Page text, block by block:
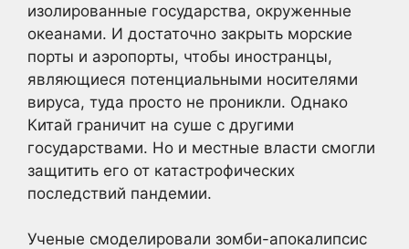
изолированные государства, окруженные
океанами. И достаточно закрыть морские
порты и аэропорты, чтобы иностранцы,
являющиеся потенциальными носителями
вируса, туда просто не проникли. Однако
Китай граничит на суше с другими
государствами. Но и местные власти смогли
защитить его от катастрофических
последствий пандемии.
Ученые смоделировали зомби-апокалипсис